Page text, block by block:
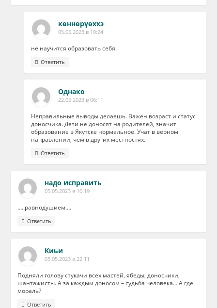
көннөрүөххэ
05.05.2023 в 10:24
не научится образовать себя.
Ответить
Однако
22.05.2023 в 06:11
Неправильные выводы делаешь. Важен возраст и статус
доносчика. Дети не доносят на родителей, значит
образование в Якутске нормальное. Учат в верном
направлении, чем в других местностях.
Ответить
надо исправить
05.05.2023 в 10:19
…..равнодушием….
Ответить
Киьи
05.05.2023 в 22:11
Подняли голову стукачи всех мастей, ябеды, доносчики,
шантажисты. А за каждым доносом – судьба человека… А где
мораль?
Ответить